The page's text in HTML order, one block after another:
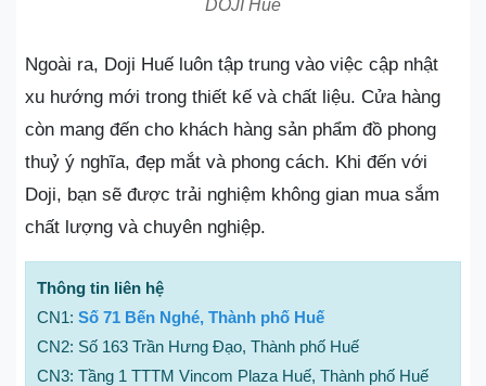
DOJI Huế
Ngoài ra, Doji Huế luôn tập trung vào việc cập nhật
xu hướng mới trong thiết kế và chất liệu. Cửa hàng
còn mang đến cho khách hàng sản phẩm đồ phong
thuỷ ý nghĩa, đẹp mắt và phong cách. Khi đến với
Doji, bạn sẽ được trải nghiệm không gian mua sắm
chất lượng và chuyên nghiệp.
Thông tin liên hệ
CN1: Số 71 Bến Nghé, Thành phố Huế
CN2: Số 163 Trần Hưng Đạo, Thành phố Huế
CN3: Tầng 1 TTTM Vincom Plaza Huế, Thành phố Huế